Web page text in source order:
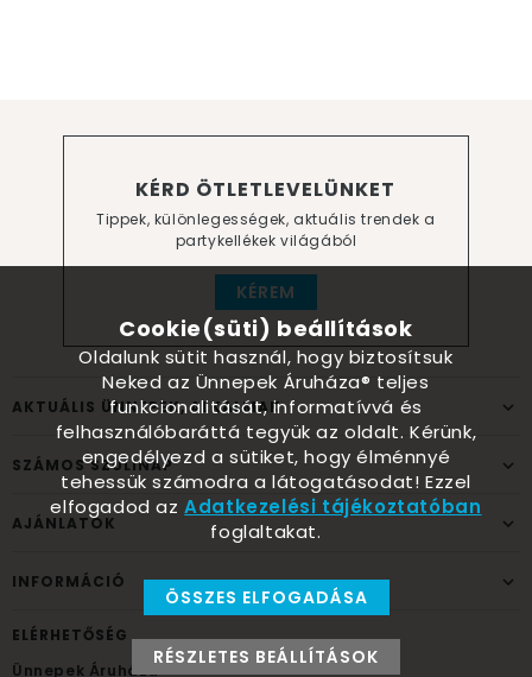
KÉRD ÖTLETLEVELÜNKET
Tippek, különlegességek, aktuális trendek a
partykellékek világából
KÉREM
AKTUÁLIS ÜNNEPEK, ALKALMAK
SZÁMOS SZÜLINAP
AJÁNLATOK
INFORMÁCIÓ
ELÉRHETŐSÉG
Ünnepek Áruháza
Cookie(süti) beállítások
Oldalunk sütit használ, hogy biztosítsuk
Neked az Ünnepek Áruháza® teljes
funkcionalitását, informatívvá és
felhasználóbaráttá tegyük az oldalt. Kérünk,
engedélyezd a sütiket, hogy élménnyé
tehessük számodra a látogatásodat! Ezzel
elfogadod azAdatkezelési tájékoztatóban
foglaltakat.
ÖSSZES ELFOGADÁSA
RÉSZLETES BEÁLLÍTÁSOK